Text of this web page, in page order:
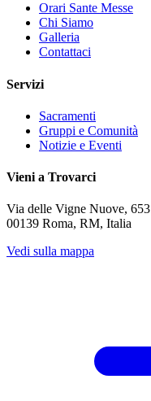
Orari Sante Messe
Chi Siamo
Galleria
Contattaci
Servizi
Sacramenti
Gruppi e Comunità
Notizie e Eventi
Vieni a Trovarci
Via delle Vigne Nuove, 653
00139 Roma, RM, Italia
Vedi sulla mappa